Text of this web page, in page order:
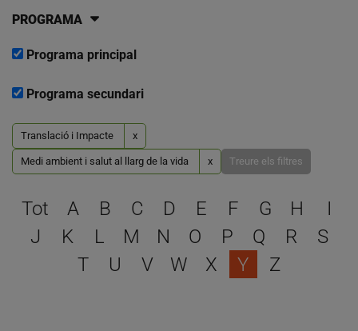
PROGRAMA
Programa principal
Programa secundari
Translació i Impacte x
Medi ambient i salut al llarg de la vida x Treure els filtres
Escull una lletra per filtrar
Tot A B C D E F G H
I
J
K L M N O P Q R
S
T
U V W X Y Z